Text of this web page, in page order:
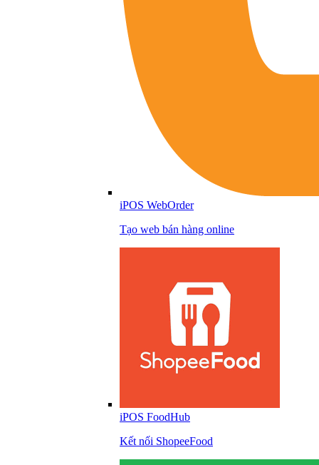
iPOS WebOrder
Tạo web bán hàng online
iPOS FoodHub
Kết nối ShopeeFood